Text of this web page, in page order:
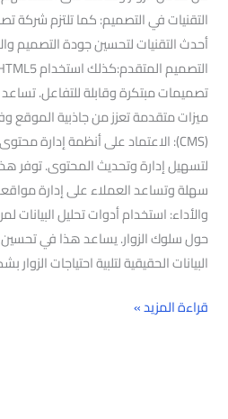
التقنيات في التصميم: كما تلتزم شركة
أحدث التقنيات لتحسين جودة التصميم
تصميمات مبتكرة وقابلة للتفاعل.
ميزات متقدمة تعزز من جاذبية الموقع
لتسهيل إدارة وتحديث المحتوى. توفر
سهلة وتساعد العملاء على إدارة
والأداء: استخدام أدوات تحليل
حول سلوك الزوار. يساعد هذا في تحسين
البيانات الحقيقية لتلبية احتياجات
قراءة المزيد »